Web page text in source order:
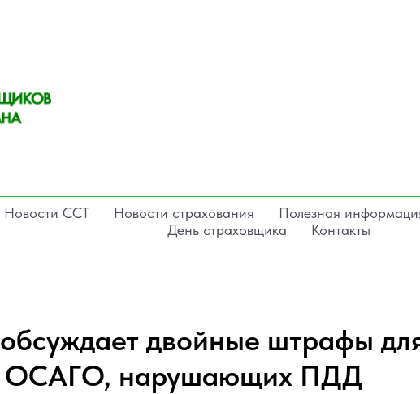
Новости ССТ Новости страхования Полезная
День страховщика
Контакты
двойные штрафы
ОСАГО, нарушающих ПДД